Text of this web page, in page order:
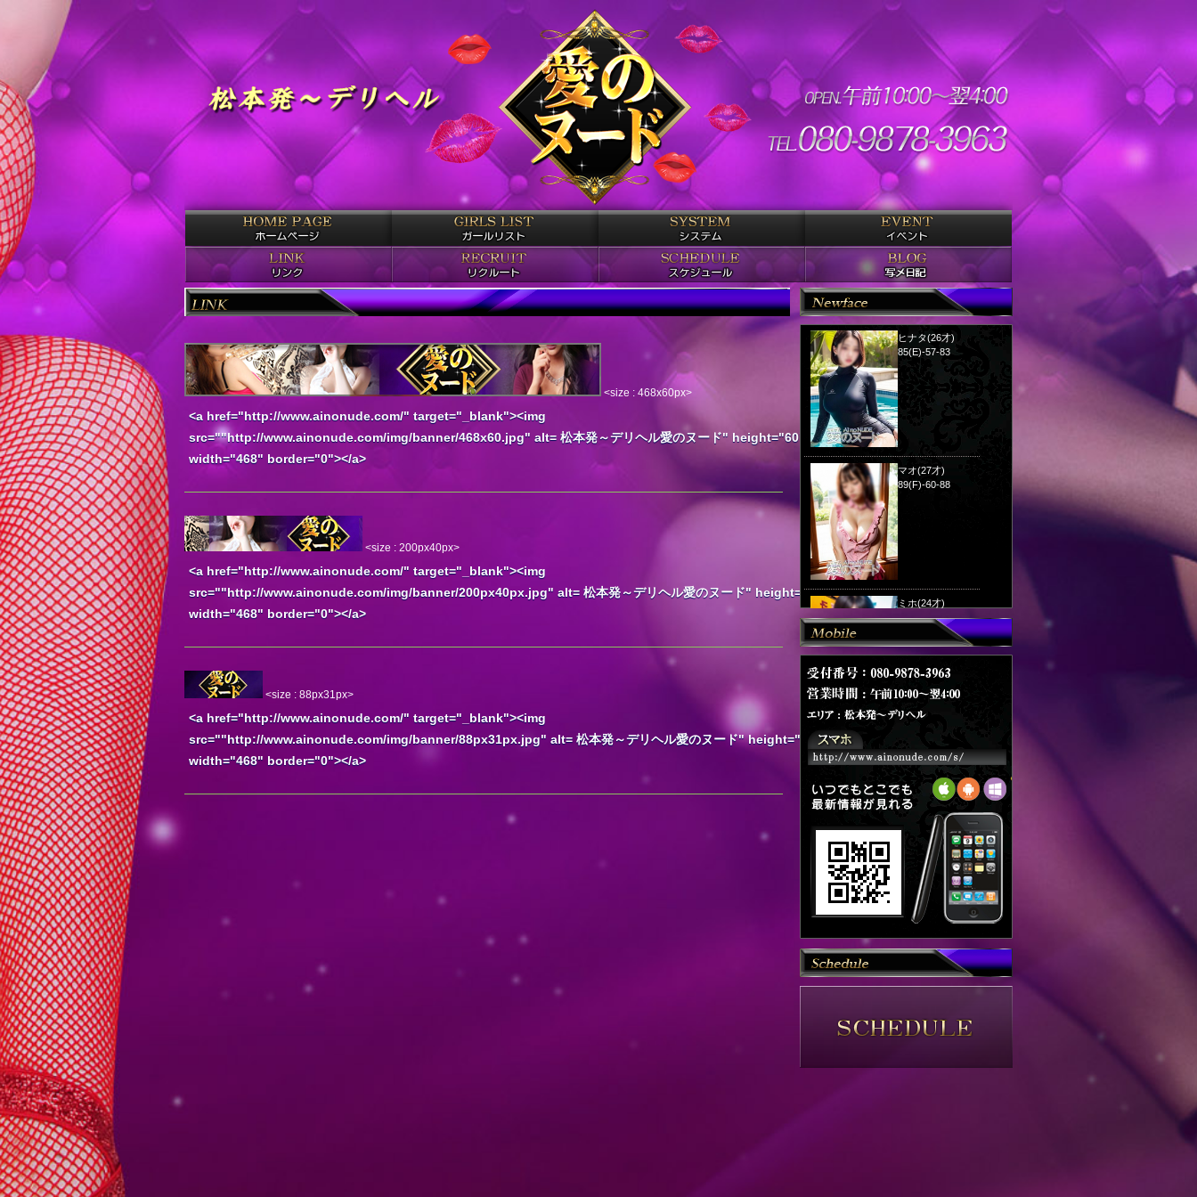
<size : 468x60px>
<a href="http://www.ainonude.com/" target="_blank"><img
src=""http://www.ainonude.com/img/banner/468x60.jpg" alt= 松本発～デリヘル愛のヌード" height="60"
width="468" border="0"></a>
<size : 200px40px>
<a href="http://www.ainonude.com/" target="_blank"><img
src=""http://www.ainonude.com/img/banner/200px40px.jpg" alt= 松本発～デリヘル愛のヌード" height="60"
width="468" border="0"></a>
<size : 88px31px>
<a href="http://www.ainonude.com/" target="_blank"><img
src=""http://www.ainonude.com/img/banner/88px31px.jpg" alt= 松本発～デリヘル愛のヌード" height="60"
width="468" border="0"></a>
ヒナタ(26才)
85(E)-57-83
マオ(27才)
89(F)-60-88
ミホ(24才)
83(C)-56-87
76(D)-69-85
マミ(24才)
75(C)-58-85